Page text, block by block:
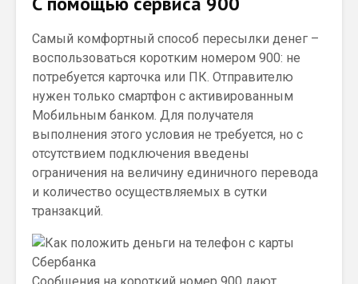
Самый комфортный способ пересылки денег –
воспользоваться коротким номером 900: не
потребуется карточка или ПК. Отправителю
нужен только смартфон с активированным
Мобильным банком. Для получателя
выполнения этого условия не требуется, но с
отсутствием подключения введены
ограничения на величину единичного перевода
и количество осуществляемых в сутки
транзакций.